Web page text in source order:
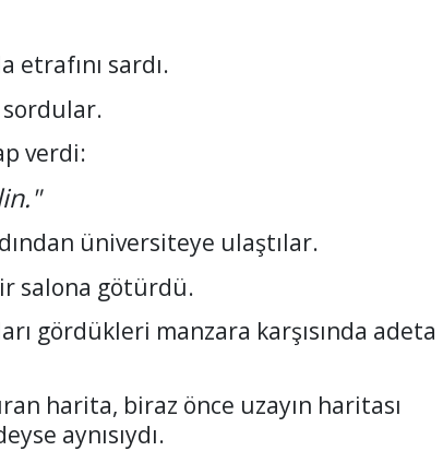
etrafını sardı.
sordular.
verdi:
üniversiteye ulaştılar.
salona götürdü.
gördükleri manzara karşısında adeta
harita, biraz önce uzayın haritası
aynısıydı.